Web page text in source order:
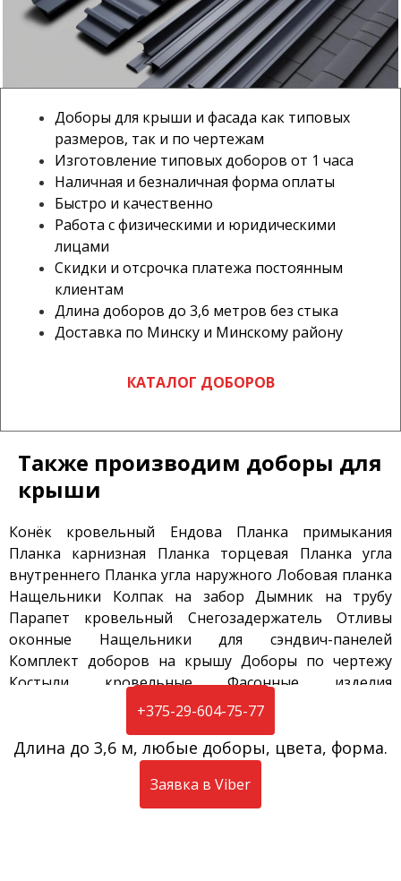
Заявка на E-mail
Длина до 3,6 метров без стыка, любые цвета
Заявка в Viber
Заявка на E-mail
Длина до 3,6 метров без стыка, любые цвета
Заявка в Viber
Заявка на E-mail
Длина до 3,6 метров без стыка, любые цвета
Заявка в Viber
Заявка на E-mail
Длина до 3,6 метров без стыка, любые цвета
Заявка в Viber
Заявка на E-mail
Длина до 3,6 метров без стыка, любые цвета
Заявка в Viber
Доборы для крыши и фасада как типовых
размеров, так и по чертежам
Изготовление типовых доборов от 1 часа
Наличная и безналичная форма оплаты
Быстро и качественно
Работа с физическими и юридическими
лицами
Скидки и отсрочка платежа постоянным
клиентам
Длина доборов до 3,6 метров без стыка
Доставка по Минску и Минскому району
КАТАЛОГ ДОБОРОВ
Также производим доборы для
крыши
Конёк кровельный Ендова
Планка примыкания
Планка карнизная
Планка торцевая
Планка угла
внутреннего Планка угла наружного Лобовая планка
Нащельники
Колпак на забор Дымник на трубу
Парапет кровельный
Снегозадержатель
Отливы
оконные
Нащельники для сэндвич-панелей
Комплект доборов на крышу Доборы по чертежу
Костыли кровельные
Фасонные изделия
Французские грядки
Планка примыкания
металла Капельник Планка ветровая
+375-29-604-75-77
Длина до 3,6 м, любые доборы, цвета, форма.
Заявка в Viber